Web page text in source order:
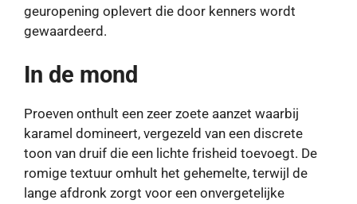
geuropening oplevert die door kenners wordt
gewaardeerd.
In de mond
Proeven onthult een zeer zoete aanzet waarbij
karamel domineert, vergezeld van een discrete
toon van druif die een lichte frisheid toevoegt. De
romige textuur omhult het gehemelte, terwijl de
lange afdronk zorgt voor een onvergetelijke